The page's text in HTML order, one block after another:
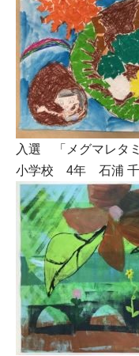
入選 「メグマレタ
小学校 4年 石浦